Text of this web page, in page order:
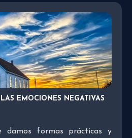
EMOCIONES NEGATIVAS
damos formas prácticas y